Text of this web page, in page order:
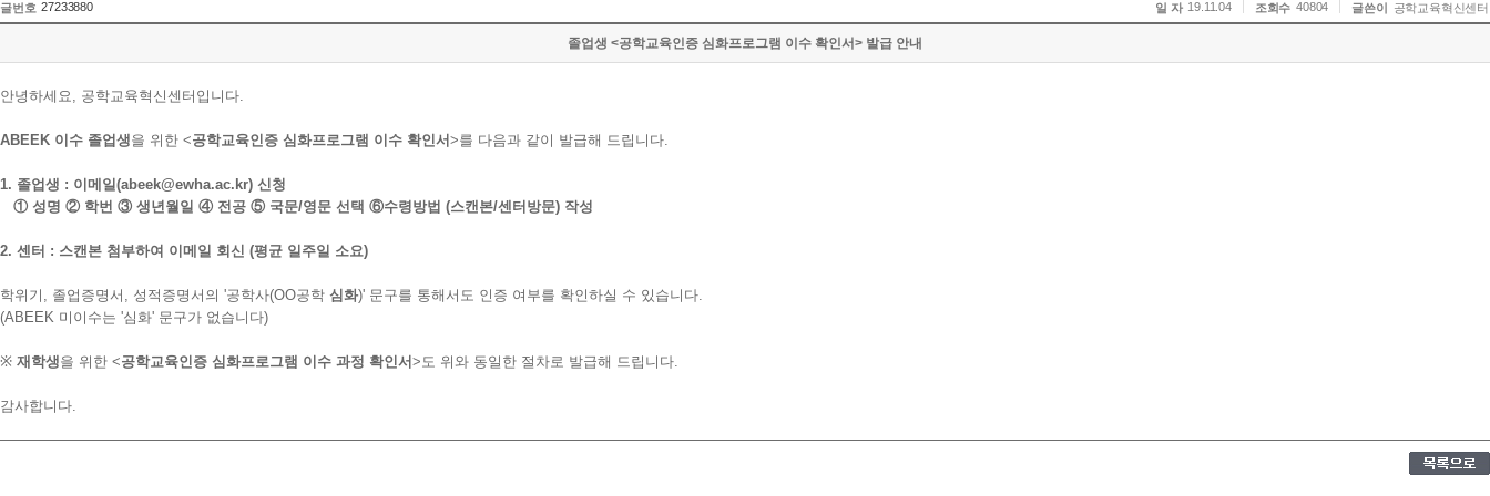
글번호 27233880 일 자 19.11.04 조회수 40804 글쓴이 공학교육혁신센터
졸업생 <공학교육인증 심화프로그램 이수 확인서> 발급 안내
안녕하세요, 공학교육혁신센터입니다.
ABEEK 이수 졸업생을 위한 <공학교육인증 심화프로그램 이수 확인서 >를 다음과 같이 발급해 드립니다.
1. 졸업생 : 이메일(abeek@ewha.ac.kr) 신청
① 성명 ② 학번 ③ 생년월일 ④ 전공 ⑤ 국문/영문 선택 ⑥수령방법 (스캔본/센터방문) 작성
2. 센터 : 스캔본 첨부하여 이메일 회신 (평균 일주일 소요)
학위기, 졸업증명서, 성적증명서의 '공학사(OO공학 심화)' 문구를 통해서도 인증 여부를 확인하실 수 있습니다.
(ABEEK 미이수는 '심화' 문구가 없습니다)
※ 재학생을 위한 <공학교육인증 심화프로그램 이수 과정 확인서 >도 위와 동일한 절차로 발급해 드립니다.
감사합니다.